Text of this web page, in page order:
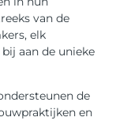
van de
elk
aan de unieke
de
en